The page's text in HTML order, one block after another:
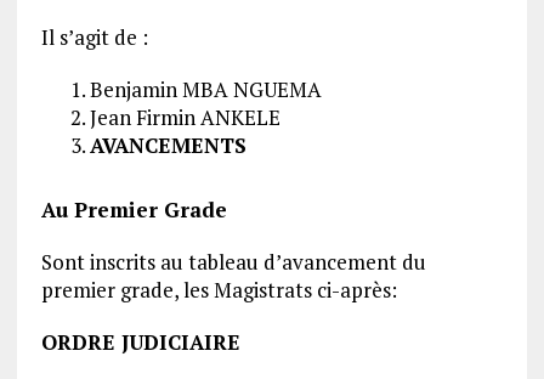
Il s’agit de :
Benjamin MBA NGUEMA
Jean Firmin ANKELE
AVANCEMENTS
Au Premier Grade
Sont inscrits au tableau d’avancement du
premier grade, les Magistrats ci-après:
ORDRE JUDICIAIRE